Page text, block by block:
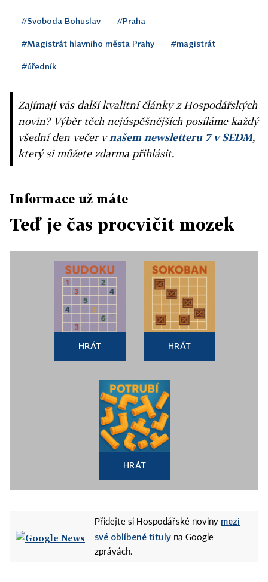
#Svoboda Bohuslav #Praha
#Magistrát hlavního města Prahy #magistrát
#úředník
Zajímají vás další kvalitní články z Hospodářských
novin? Výběr těch nejúspěšnějších posíláme každý
všední den večer vnašem newsletteru 7 v SEDM,
který si můžete zdarma přihlásit.
Informace už máte
Teď je čas procvičit mozek
HRÁT HRÁT
HRÁT
Přidejte si Hospodářské noviny mezi
své oblíbené tituly na Google
zprávách.